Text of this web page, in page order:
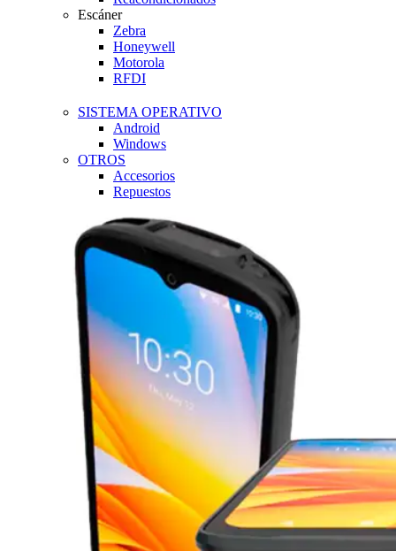
Escáner
Zebra
Honeywell
Motorola
RFDI
SISTEMA OPERATIVO
Android
Windows
OTROS
Accesorios
Repuestos